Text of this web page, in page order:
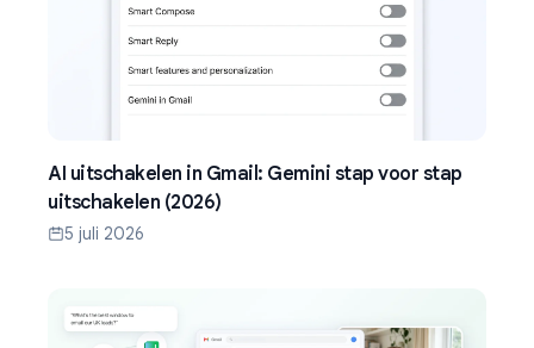
AI uitschakelen in Gmail: Gemini stap voor stap
uitschakelen (2026)
5 juli 2026